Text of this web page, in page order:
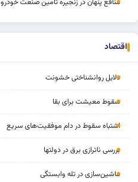
اقتصاد
دلایل روانشناختی خشونت
سقوط معیشت برای بقا
اشتباه سقوط در دام موفقیت‌های سریع
بررسی ناترازی برق در دولتها
ماشین‌سازی در تله وابستگی